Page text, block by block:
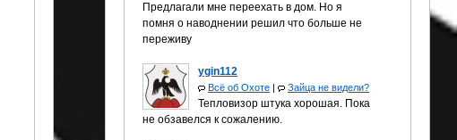
Предлагали мне переехать в дом. Но я
помня о наводнении решил что больше не
переживу
ygin112
Всё об Охоте | Зайца не видели?
Тепловизор штука хорошая. Пока
не обзавелся к сожалению.